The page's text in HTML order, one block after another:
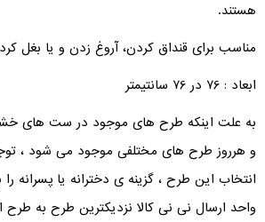
هستند.
مناسب برای قنداق کردن، آروغ زدن و یا بغل
ابعاد : 76 در 76 سانتیمتر
به علت اینکه طرح های موجود در ست های
و هرروز طرح های مختلفی موجود می شود ،
انتخاب این طرح ، گزینه ی دخترانه یا پسرانه
واحد ارسال نی نی کالا نزدیکترین طرح به طرح